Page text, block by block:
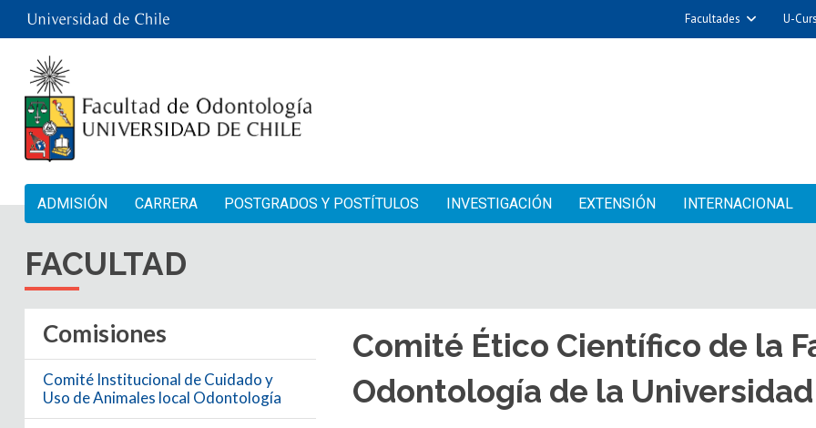
Facultades U-
ADMISIÓN CARRERA POSTGRADOS Y POSTÍTULOS INVESTIGACIÓN EXTENSIÓN INTERNACIONAL
FACULTAD
Comisiones
Comité Institucional de Cuidado y
Uso de Animales local Odontología
Comité Ético Científico de la
Odontología de la